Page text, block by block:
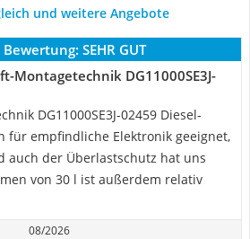
und weitere Angebote
Bewertung: SEHR GUT
Montagetechnik DG11000SE3J-
DG11000SE3J-02459 Diesel-
für empfindliche Elektronik geeignet,
auch der Überlastschutz hat uns
von 30 l ist außerdem relativ
08/2026